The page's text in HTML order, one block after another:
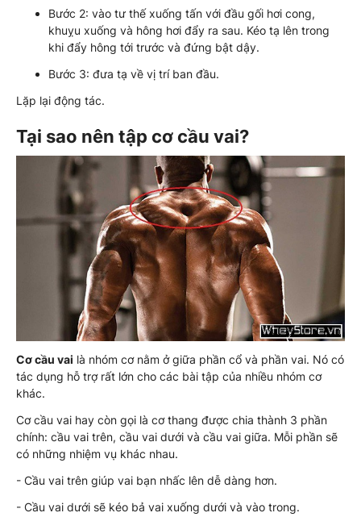
Bước 2: vào tư thế xuống tấn với đầu gối hơi cong,
khuỵu xuống và hông hơi đẩy ra sau. Kéo tạ lên trong
khi đẩy hông tới trước và đứng bật dậy.
Bước 3: đưa tạ về vị trí ban đầu.
Lặp lại động tác.
Tại sao nên tập cơ cầu vai?
Cơ cầu vai là nhóm cơ nằm ở giữa phần cổ và phần vai. Nó có
tác dụng hỗ trợ rất lớn cho các bài tập của nhiều nhóm cơ
khác.
Cơ cầu vai hay còn gọi là cơ thang được chia thành 3 phần
chính: cầu vai trên, cầu vai dưới và cầu vai giữa. Mỗi phần sẽ
có những nhiệm vụ khác nhau.
- Cầu vai trên giúp vai bạn nhấc lên dễ dàng hơn.
- Cầu vai dưới sẽ kéo bả vai xuống dưới và vào trong.